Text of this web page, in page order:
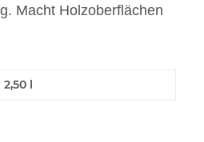
Macht Holzoberflächen
2,50 l